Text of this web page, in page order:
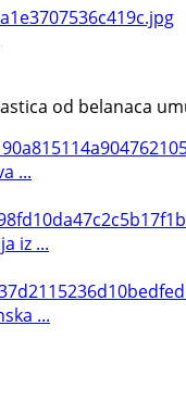
od belanaca
...
iz ...
...